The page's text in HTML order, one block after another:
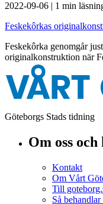
2022-09-06 | 1 min
Feskekôrkas
Feskekôrka genomgår
originalkonstruktion när
Göteborgs Stads tidning
Om oss
Kontakt
Om Vårt
Till
Så